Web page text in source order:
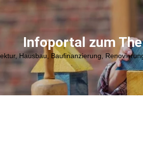
Infoportal zum
Hausbau, Baufinanzierung,